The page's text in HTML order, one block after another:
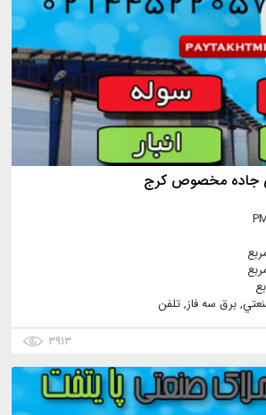
جاده مخصوص کرج
برق سه فاز, تلفن
۳۹۱۳